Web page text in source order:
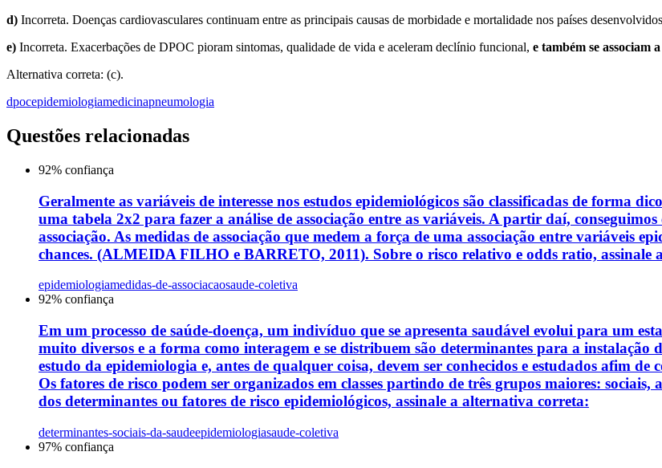
d) Incorreta. Doenças cardiovasculares continuam entre as principais causas de morbidade e mortalidade nos países
e) Incorreta. Exacerbações de DPOC pioram sintomas, qualidade de vida e aceleram declínio funcional, e também se associam
Alternativa correta: (c).
dpocepidemiologiamedicinapneumologia
Questões relacionadas
92% confiança
Geralmente as variáveis de interesse nos estudos epidemiológicos são classificadas de forma
uma tabela 2x2 para fazer a análise de associação entre as variáveis. A partir daí,
associação. As medidas de associação que medem a força de uma associação entre variáveis
chances. (ALMEIDA FILHO e BARRETO, 2011). Sobre o risco relativo e odds ratio, assinale
epidemiologiamedidas-de-associacaosaude-coletiva
92% confiança
Em um processo de saúde-doença, um indivíduo que se apresenta saudável evolui para um
muito diversos e a forma como interagem e se distribuem são determinantes para a instalação
estudo da epidemiologia e, antes de qualquer coisa, devem ser conhecidos e estudados afim de
Os fatores de risco podem ser organizados em classes partindo de três grupos maiores:
dos determinantes ou fatores de risco epidemiológicos, assinale a alternativa correta:
determinantes-sociais-da-saudeepidemiologiasaude-coletiva
97% confiança